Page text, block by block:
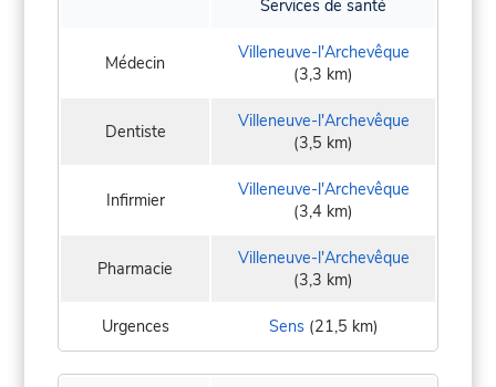
Services de santé
Médecin
Villeneuve-l'Archevêque
(3,3 km)
Dentiste
Villeneuve-l'Archevêque
(3,5 km)
Infirmier
Villeneuve-l'Archevêque
(3,4 km)
Pharmacie
Villeneuve-l'Archevêque
(3,3 km)
Urgences Sens(21,5 km)